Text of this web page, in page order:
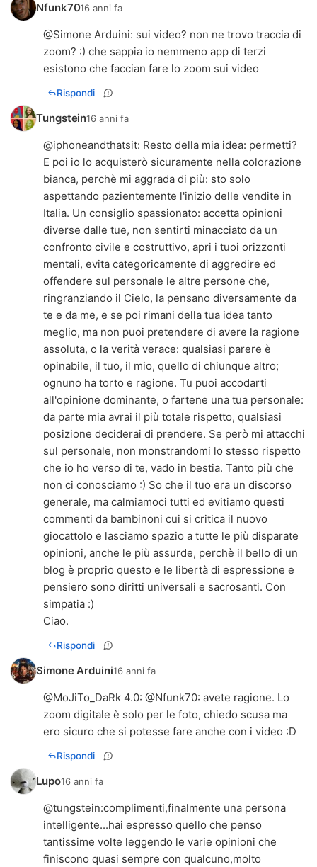
Nfunk7016 anni fa
@Simone Arduini: sui video? non ne trovo traccia di
zoom? :) che sappia io nemmeno app di terzi
esistono che faccian fare lo zoom sui video
Rispondi
Tungstein16 anni fa
@iphoneandthatsit: Resto della mia idea: permetti?
E poi io lo acquisterò sicuramente nella colorazione
bianca, perchè mi aggrada di più: sto solo
aspettando pazientemente l'inizio delle vendite in
Italia. Un consiglio spassionato: accetta opinioni
diverse dalle tue, non sentirti minacciato da un
confronto civile e costruttivo, apri i tuoi orizzonti
mentali, evita categoricamente di aggredire ed
offendere sul personale le altre persone che,
ringranziando il Cielo, la pensano diversamente da
te e da me, e se poi rimani della tua idea tanto
meglio, ma non puoi pretendere di avere la ragione
assoluta, o la verità verace: qualsiasi parere è
opinabile, il tuo, il mio, quello di chiunque altro;
ognuno ha torto e ragione. Tu puoi accodarti
all'opinione dominante, o fartene una tua personale:
da parte mia avrai il più totale rispetto, qualsiasi
posizione deciderai di prendere. Se però mi attacchi
sul personale, non monstrandomi lo stesso rispetto
che io ho verso di te, vado in bestia. Tanto più che
non ci conosciamo :) So che il tuo era un discorso
generale, ma calmiamoci tutti ed evitiamo questi
commenti da bambinoni cui si critica il nuovo
giocattolo e lasciamo spazio a tutte le più disparate
opinioni, anche le più assurde, perchè il bello di un
blog è proprio questo e le libertà di espressione e
pensiero sono diritti universali e sacrosanti. Con
simpatia :)
Ciao.
Rispondi
Simone Arduini16 anni fa
@MoJiTo_DaRk 4.0: @Nfunk70: avete ragione. Lo
zoom digitale è solo per le foto, chiedo scusa ma
ero sicuro che si potesse fare anche con i video :D
Rispondi
Lupo16 anni fa
@tungstein:complimenti,finalmente una persona
intelligente...hai espresso quello che penso
tantissime volte leggendo le varie opinioni che
finiscono quasi sempre con qualcuno,molto